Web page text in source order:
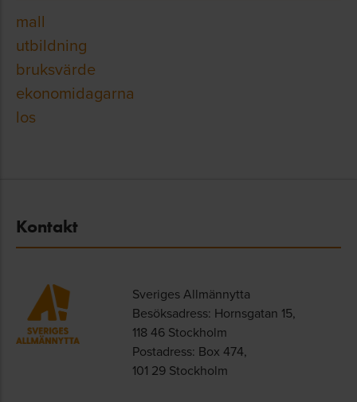
mall
utbildning
bruksvärde
ekonomidagarna
los
Kontakt
Sveriges Allmännytta
Besöksadress: Hornsgatan 15,
118 46 Stockholm
Postadress: Box 474,
101 29 Stockholm